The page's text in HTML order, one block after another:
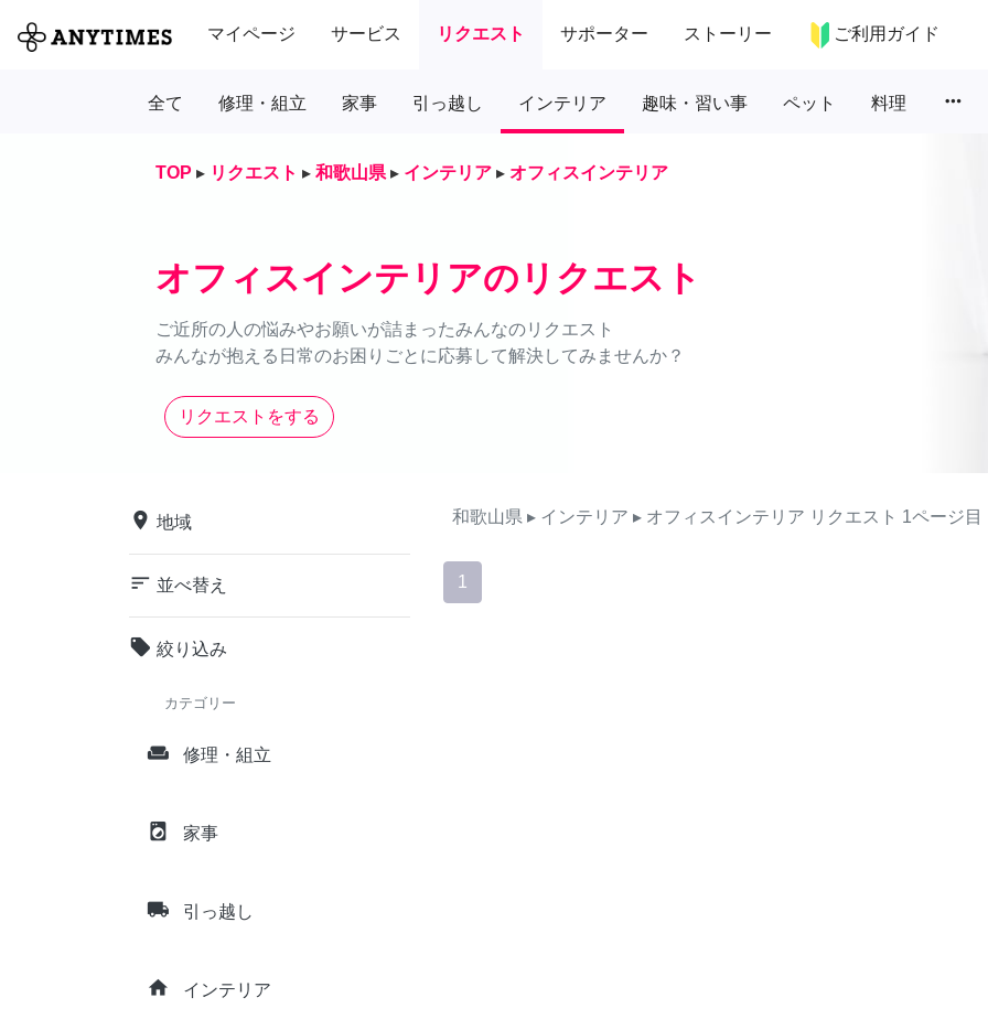
マイページ サービス リクエスト サポーター ストーリー ご利用ガイド
全て 修理・組立 家事 引っ越し インテリア 趣味・習い事 ペット 料理 more_horiz
TOP ▸ リクエスト ▸ 和歌山県 ▸ インテリア ▸ オフィスインテリア
オフィスインテリアのリクエスト
ご近所の人の悩みやお願いが詰まったみんなのリクエスト
みんなが抱える日常のお困りごとに応募して解決してみませんか？
リクエストをする
place 地域
sort 並べ替え
local_offer 絞り込み
カテゴリー
weekend 修理・組立
local_laundry_service 家事
local_shipping 引っ越し
home インテリア
和歌山県 ▸ インテリア ▸ オフィスインテリア リクエスト 1ページ目
1